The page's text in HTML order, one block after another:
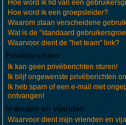
Hoe word ik lid van een
Hoe word ik een groepsleider?
Waarom staan verscheidene
Wat is de "standaard
Waarvoor dient de "het team" link?
Privéberichten
Ik kan geen privéberichten sturen!
Ik blijf ongewenste privéberichten
Ik heb spam of een e-mail met
ontvangen!
Vrienden en vijanden
Waarvoor dient mijn vrienden en